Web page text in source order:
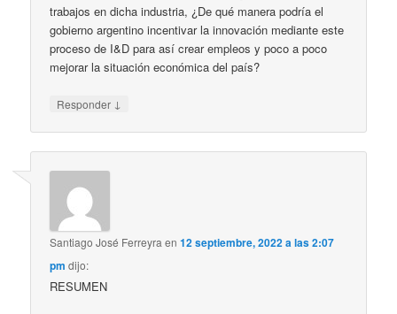
trabajos en dicha industria, ¿De qué manera podría el
gobierno argentino incentivar la innovación mediante este
proceso de I&D para así crear empleos y poco a poco
mejorar la situación económica del país?
Responder ↓
Santiago José Ferreyra en12 septiembre, 2022 a las 2:07
pm dijo:
RESUMEN